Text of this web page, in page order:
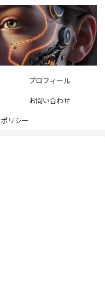
プロフィール
お問い合わせ
リシー